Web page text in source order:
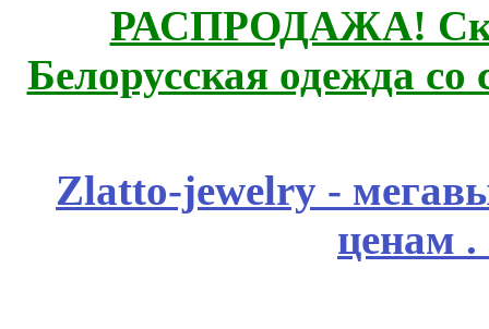
РАСПРОДАЖА!
Белорусская одежда
Zlatto-jewelry -
ценам